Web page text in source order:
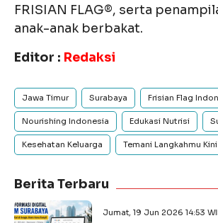
FRISIAN FLAG®, serta
anak-anak berbakat.
Editor : Redaksi
Jawa Timur Surabaya Frisian Flag
Nourishing Indonesia Edukasi Nutrisi
Kesehatan Keluarga Temani Langkahmu
Berita Terbaru
Jumat, 19 Jun 2026 14:53